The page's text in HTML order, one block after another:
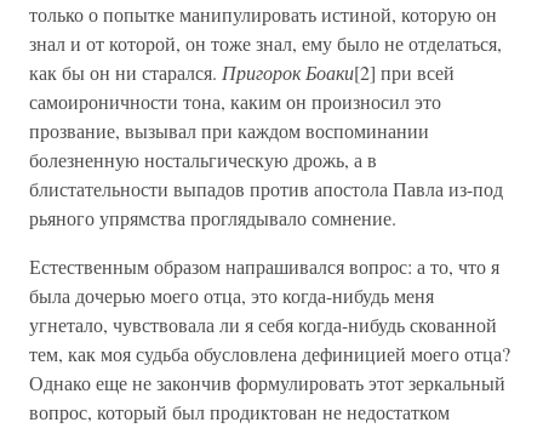
только о попытке манипулировать истиной, которую он
знал и от которой, он тоже знал, ему было не отделаться,
как бы он ни старался. Пригорок Боаки[2] при всей
самоироничности тона, каким он произносил это
прозвание, вызывал при каждом воспоминании
болезненную ностальгическую дрожь, а в
блистательности выпадов против апостола Павла из-под
рьяного упрямства проглядывало сомнение.
Естественным образом напрашивался вопрос: а то, что я
была дочерью моего отца, это когда-нибудь меня
угнетало, чувствовала ли я себя когда-нибудь скованной
тем, как моя судьба обусловлена дефиницией моего отца?
Однако еще не закончив формулировать этот зеркальный
вопрос, который был продиктован не недостатком